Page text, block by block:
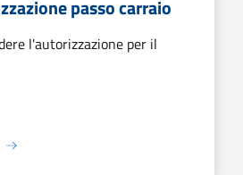
passo carraio
l'autorizzazione per il